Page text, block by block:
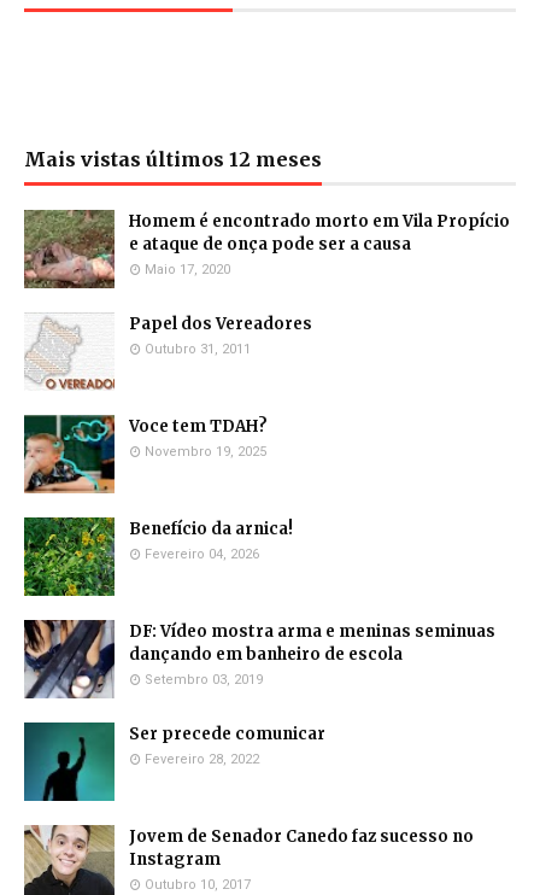
Mais vistas últimos 12 meses
Homem é encontrado morto em Vila Propício
e ataque de onça pode ser a causa
Maio 17, 2020
Papel dos Vereadores
Outubro 31, 2011
Voce tem TDAH?
Novembro 19, 2025
Benefício da arnica!
Fevereiro 04, 2026
DF: Vídeo mostra arma e meninas seminuas
dançando em banheiro de escola
Setembro 03, 2019
Ser precede comunicar
Fevereiro 28, 2022
Jovem de Senador Canedo faz sucesso no
Instagram
Outubro 10, 2017